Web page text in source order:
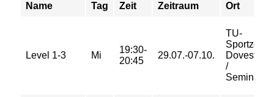
Name Tag Zeit Zeitraum Ort
Level 1-3 Mi
19:30-
20:45
29.07.-07.10.
TU-
/